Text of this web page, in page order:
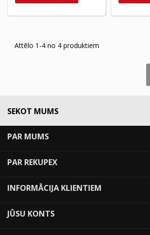
Attēlo 1-4 no 4 produktiem
SEKOT MUMS
PAR MUMS
PAR REKUPEX
INFORMĀCIJA KLIENTIEM
JŪSU KONTS